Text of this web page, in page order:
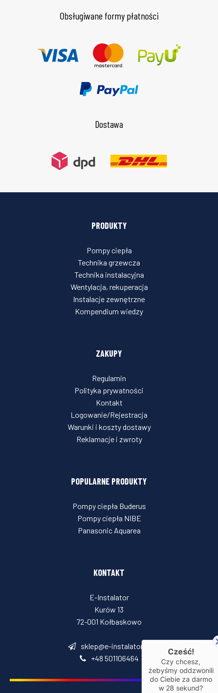
Obsługiwane formy płatności
Dostawa
PRODUKTY
Pompy ciepła
Technika grzewcza
Technika instalacyjna
Wentylacja, rekuperacja
Instalacje zewnętrzne
Kompendium wiedzy
ZAKUPY
Regulamin
Polityka prywatności
Kontakt
Logowanie/Rejestracja
Warunki i koszty dostawy
Reklamacje i zwroty
POPULARNE PRODUKTY
Pompy ciepła Buderus
Pompy ciepła NIBE
Panasonic Aquarea
KONTAKT
E-Instalator
Kurów 13
72-001 Kołbaskowo
sklep@e-instalator.pl
+48 501106464
Cześć!
Czy chcesz,
żebyśmy oddzwonili
do Ciebie za darmo
w 28 sekund?